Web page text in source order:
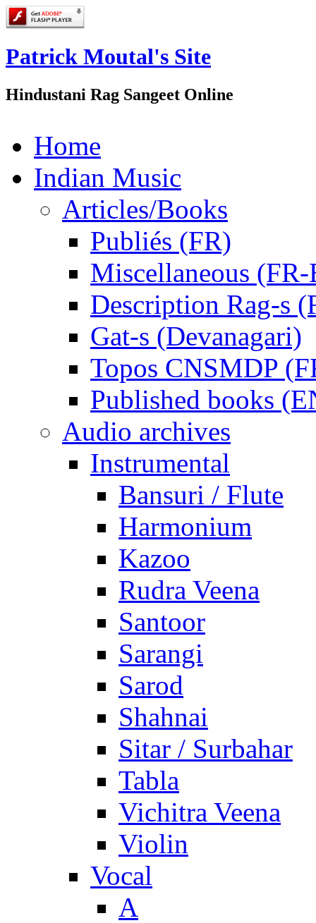
Patrick Moutal's Site
Hindustani Rag Sangeet Online
Home
Indian Music
Articles/Books
Publiés (FR)
Miscellaneous
Description Rag-s
Gat-s (Devanagari)
Topos CNSMDP
Published books
Audio archives
Instrumental
Bansuri / Flute
Harmonium
Kazoo
Rudra Veena
Santoor
Sarangi
Sarod
Shahnai
Sitar / Surbahar
Tabla
Vichitra Veena
Violin
Vocal
A